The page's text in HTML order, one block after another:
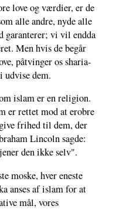
love og værdier, er de
alle andre, nyde alle
garanterer; vi vil endda
Men hvis de begår
påtvinger os sharia-
dem.
islam er en religion.
er rettet mod at erobre
frihed til dem, der
Lincoln sagde:
den ikke selv".
moske, hver eneste
anses af islam for at
mål, vores